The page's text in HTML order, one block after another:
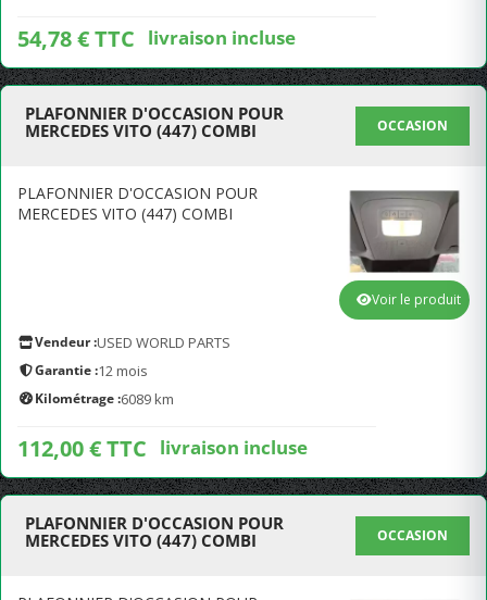
54,78 € TTC livraison incluse
PLAFONNIER D'OCCASION POUR
MERCEDES VITO (447) COMBI
OCCASION
PLAFONNIER D'OCCASION POUR
MERCEDES VITO (447) COMBI
Vendeur :USED WORLD PARTS
Garantie :12 mois
Kilométrage :6089 km
112,00 € TTC livraison incluse
Voir le produit
PLAFONNIER D'OCCASION POUR
MERCEDES VITO (447) COMBI
OCCASION